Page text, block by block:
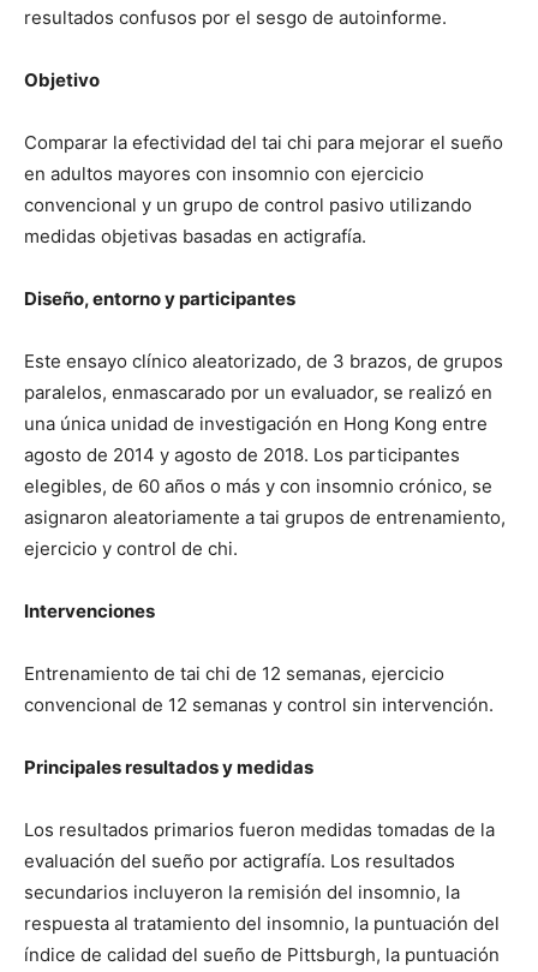
resultados confusos por el sesgo de autoinforme.
Objetivo
Comparar la efectividad del tai chi para mejorar el sueño
en adultos mayores con insomnio con ejercicio
convencional y un grupo de control pasivo utilizando
medidas objetivas basadas en actigrafía.
Diseño, entorno y participantes
Este ensayo clínico aleatorizado, de 3 brazos, de grupos
paralelos, enmascarado por un evaluador, se realizó en
una única unidad de investigación en Hong Kong entre
agosto de 2014 y agosto de 2018. Los participantes
elegibles, de 60 años o más y con insomnio crónico, se
asignaron aleatoriamente a tai grupos de entrenamiento,
ejercicio y control de chi.
Intervenciones
Entrenamiento de tai chi de 12 semanas, ejercicio
convencional de 12 semanas y control sin intervención.
Principales resultados y medidas
Los resultados primarios fueron medidas tomadas de la
evaluación del sueño por actigrafía. Los resultados
secundarios incluyeron la remisión del insomnio, la
respuesta al tratamiento del insomnio, la puntuación del
índice de calidad del sueño de Pittsburgh, la puntuación